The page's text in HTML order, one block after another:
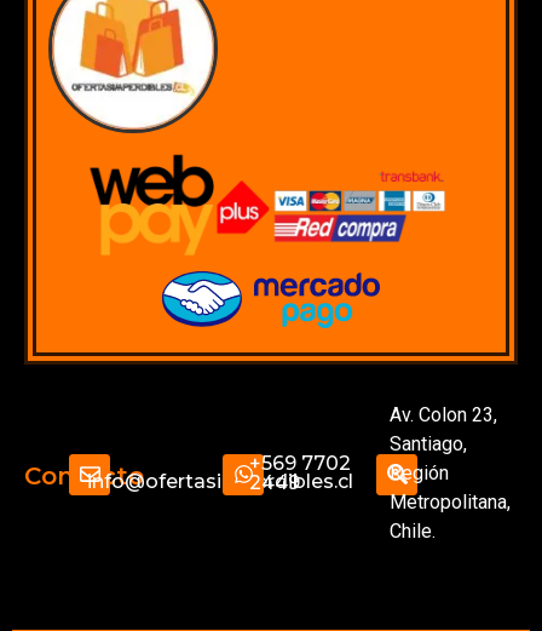
Contactoinfo@ofertasimperdibles.cl
+569 7702
2449
Av. Colon 23,
Santiago,
Región
Metropolitana,
Chile.